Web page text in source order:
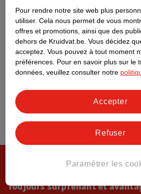
Toujours surprenant et
Pour rendre notre site web plus
utiliser. Cela nous permet de vous
offres et promotions, ainsi que des
dehors de Kruidvat.be. Vous décidez
acceptez. Vous pouvez à tout moment
préférences. Pour en savoir plus sur le
données, veuillez consulter notre
Paramétrer les
Refuser
Accepter